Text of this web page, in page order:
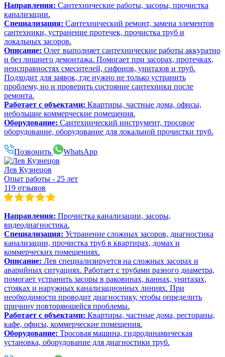
Направления: Сантехнические работы, засоры, прочистка
канализации.
Специализация: Сантехнический ремонт, замена элементов
сантехники, устранение протечек, прочистка труб и
локальных засоров.
Описание: Олег выполняет сантехнические работы аккуратно
и без лишнего демонтажа. Помогает при засорах, протечках,
неисправностях смесителей, сифонов, унитазов и труб.
Подходит для заявок, где нужно не только устранить
проблему, но и проверить состояние сантехники после
ремонта.
Работает с объектами: Квартиры, частные дома, офисы,
небольшие коммерческие помещения.
Оборудование: Сантехнический инструмент, тросовое
оборудование, оборудование для локальной прочистки труб.
Позвонить WhatsApp
Лев Кузнецов
Опыт работы - 25 лет
119 отзывов
Направления: Прочистка канализации, засоры,
видеодиагностика.
Специализация: Устранение сложных засоров, диагностика
канализации, прочистка труб в квартирах, домах и
коммерческих помещениях.
Описание: Лев специализируется на сложных засорах и
аварийных ситуациях. Работает с трубами разного диаметра,
помогает устранить засоры в раковинах, ваннах, унитазах,
стояках и наружных канализационных линиях. При
необходимости проводит диагностику, чтобы определить
причину повторяющейся проблемы.
Работает с объектами: Квартиры, частные дома, рестораны,
кафе, офисы, коммерческие помещения.
Оборудование: Тросовая машина, гидродинамическая
установка, оборудование для диагностики труб.